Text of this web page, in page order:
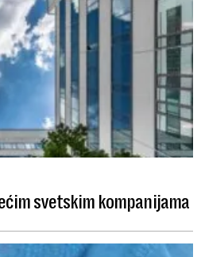
svetskim kompanijama